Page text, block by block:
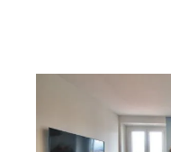
, 3 pièces
Ref : 2279